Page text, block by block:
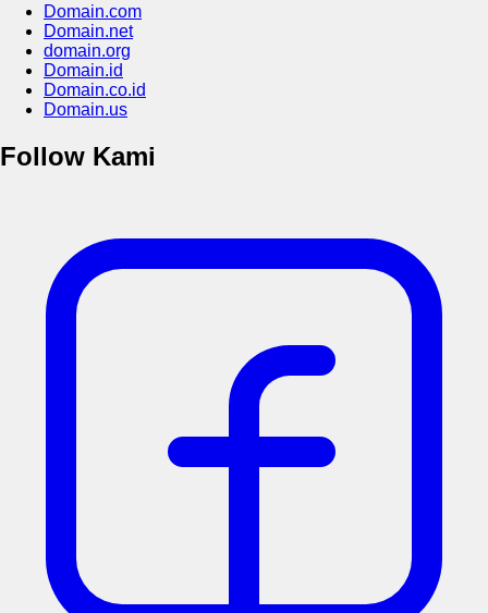
Domain.com
Domain.net
domain.org
Domain.id
Domain.co.id
Domain.us
Follow Kami